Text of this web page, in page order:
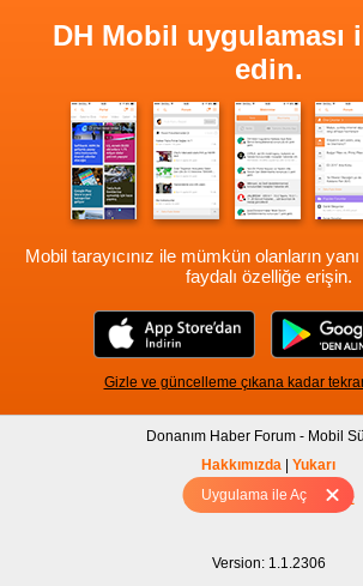
Uygulama ile Aç
DH Mobil uygulaması
edin.
Mobil tarayıcınız ile mümkün olanların
faydalı özelliğe erişin.
Gizle ve güncelleme çıkana kadar
Donanım Haber Forum - Mobil
Hakkımızda | Yukarı
Tam sürüm için Tıklayınız
Version: 1.1.2306